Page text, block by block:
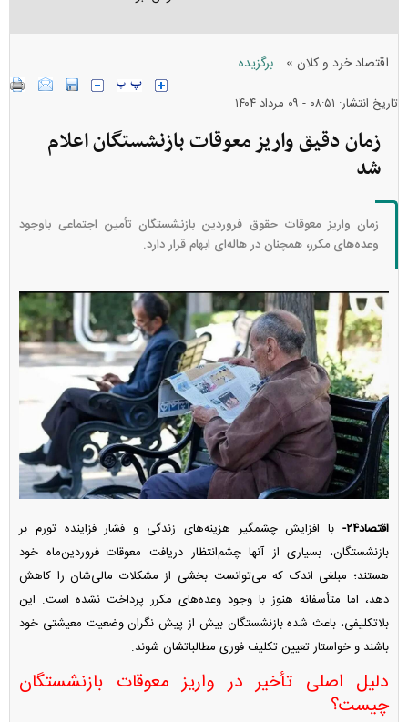
اقتصاد خرد و کلان » برگزیده
تاریخ انتشار: ۰۸:۵۱ - ۰۹ مرداد ۱۴۰۴
زمان دقیق واریز معوقات بازنشستگان اعلام
شد
زمان واریز معوقات حقوق فروردین بازنشستگان تأمین اجتماعی باوجود
وعده‌های مکرر، همچنان در هاله‌ای ابهام قرار دارد.
اقتصاد۲۴-
با افزایش چشمگیر هزینه‌های زندگی و فشار فزاینده تورم بر
بازنشستگان، بسیاری از آنها چشم‌انتظار دریافت معوقات فروردین‌ماه خود
هستند؛ مبلغی اندک که می‌توانست بخشی از مشکلات مالی‌شان را کاهش
دهد، اما متأسفانه هنوز با وجود وعده‌های مکرر پرداخت نشده است. این
بلاتکلیفی، باعث شده بازنشستگان بیش از پیش نگران وضعیت معیشتی خود
باشند و خواستار تعیین تکلیف فوری مطالباتشان شوند.
دلیل اصلی تأخیر در واریز معوقات بازنشستگان
چیست؟